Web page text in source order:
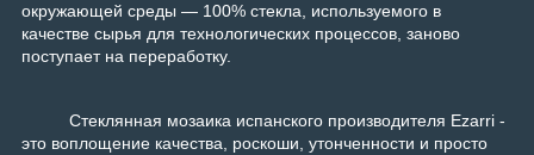
окружающей среды — 100% стекла, используемого в
качестве сырья для технологических процессов, заново
поступает на переработку.
Стеклянная мозаика испанского производителя Ezarri -
это воплощение качества, роскоши, утонченности и просто